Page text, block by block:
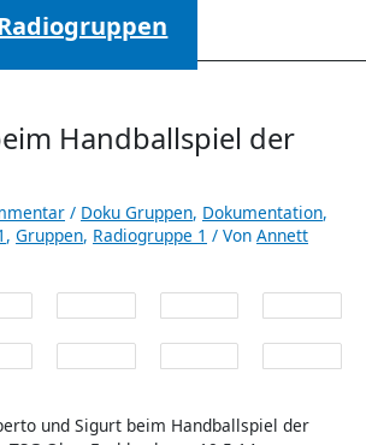
Handballspiel der
/ Doku Gruppen, Dokumentation,
, Gruppen, Radiogruppe 1 / Von Annett
und Sigurt beim Handballspiel der